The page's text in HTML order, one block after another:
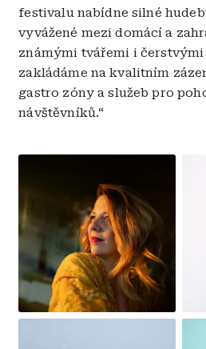
festivalu nabídne silné
vyvážené mezi domácí a
známými tvářemi i čerstvými
zakládáme na kvalitním
gastro zóny a služeb pro
návštěvníků.“
Obrázek
Obrázek